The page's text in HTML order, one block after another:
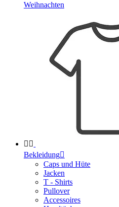
Weihnachten
 
Bekleidung
Caps und Hüte
Jacken
T - Shirts
Pullover
Accessoires